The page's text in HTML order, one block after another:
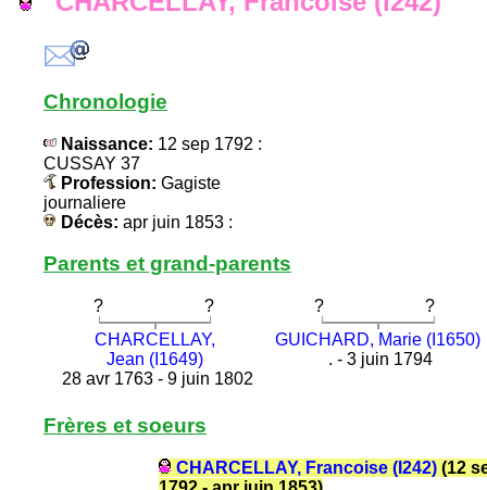
Chronologie
Naissance: 12 sep 1792 :
CUSSAY 37
Profession: Gagiste
journaliere
Décès: apr juin 1853 :
Parents et grand-parents
? ? ?
?
CHARCELLAY,
Jean (I1649)
28 avr 1763 - 9 juin 1802
GUICHARD, Marie (I1650)
. - 3 juin 1794
Frères et soeurs
CHARCELLAY, Francoise (I242)(12